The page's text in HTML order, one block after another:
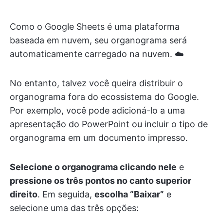
Como o Google Sheets é uma plataforma
baseada em nuvem, seu organograma será
automaticamente carregado na nuvem. ☁️
No entanto, talvez você queira distribuir o
organograma fora do ecossistema do Google.
Por exemplo, você pode adicioná-lo a uma
apresentação do PowerPoint ou incluir o tipo de
organograma em um documento impresso.
Selecione o organograma clicando nele e
pressione os três pontos no canto superior
direito. Em seguida, escolha “Baixar” e
selecione uma das três opções: